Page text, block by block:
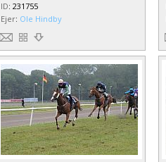
ID: 231755
Ejer: Ole Hindby